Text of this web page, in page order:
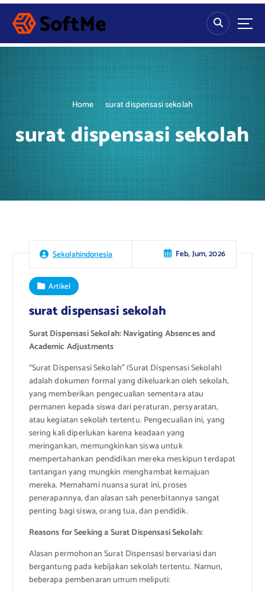
S
p
Home surat dispensasi sekolah
surat dispensasi sekolah
Sekolahindonesia Feb, Jum, 2026
Artikel
surat dispensasi sekolah
Surat Dispensasi Sekolah: Navigating Absences and
Academic Adjustments
“Surat Dispensasi Sekolah” (Surat Dispensasi Sekolah)
adalah dokumen formal yang dikeluarkan oleh sekolah,
yang memberikan pengecualian sementara atau
permanen kepada siswa dari peraturan, persyaratan,
atau kegiatan sekolah tertentu. Pengecualian ini, yang
sering kali diperlukan karena keadaan yang
meringankan, memungkinkan siswa untuk
mempertahankan pendidikan mereka meskipun terdapat
tantangan yang mungkin menghambat kemajuan
mereka. Memahami nuansa surat ini, proses
penerapannya, dan alasan sah penerbitannya sangat
penting bagi siswa, orang tua, dan pendidik.
Reasons for Seeking a Surat Dispensasi Sekolah:
Alasan permohonan Surat Dispensasi bervariasi dan
bergantung pada kebijakan sekolah tertentu. Namun,
beberapa pembenaran umum meliputi: